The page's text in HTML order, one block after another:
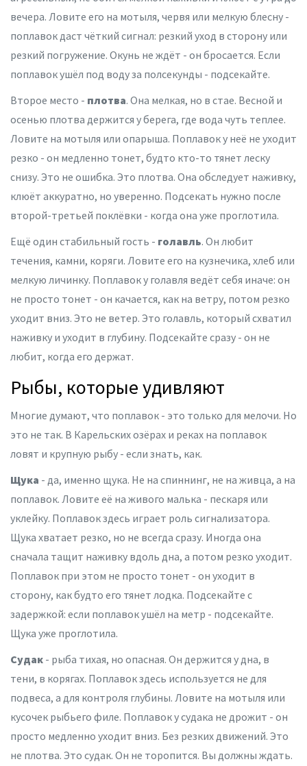
вечера. Ловите его на мотыля, червя или мелкую блесну -
поплавок даст чёткий сигнал: резкий уход в сторону или
резкий погружение. Окунь не ждёт - он бросается. Если
поплавок ушёл под воду за полсекунды - подсекайте.
Второе место - плотва. Она мелкая, но в стае. Весной и
осенью плотва держится у берега, где вода чуть теплее.
Ловите на мотыля или опарыша. Поплавок у неё не уходит
резко - он медленно тонет, будто кто-то тянет леску
снизу. Это не ошибка. Это плотва. Она обследует наживку,
клюёт аккуратно, но уверенно. Подсекать нужно после
второй-третьей поклёвки - когда она уже проглотила.
Ещё один стабильный гость - голавль. Он любит
течения, камни, коряги. Ловите его на кузнечика, хлеб или
мелкую личинку. Поплавок у голавля ведёт себя иначе: он
не просто тонет - он качается, как на ветру, потом резко
уходит вниз. Это не ветер. Это голавль, который схватил
наживку и уходит в глубину. Подсекайте сразу - он не
любит, когда его держат.
Рыбы, которые удивляют
Многие думают, что поплавок - это только для мелочи. Но
это не так. В Карельских озёрах и реках на поплавок
ловят и крупную рыбу - если знать, как.
Щука - да, именно щука. Не на спиннинг, не на живца, а на
поплавок. Ловите её на живого малька - пескаря или
уклейку. Поплавок здесь играет роль сигнализатора.
Щука хватает резко, но не всегда сразу. Иногда она
сначала тащит наживку вдоль дна, а потом резко уходит.
Поплавок при этом не просто тонет - он уходит в
сторону, как будто его тянет лодка. Подсекайте с
задержкой: если поплавок ушёл на метр - подсекайте.
Щука уже проглотила.
Судак - рыба тихая, но опасная. Он держится у дна, в
тени, в корягах. Поплавок здесь используется не для
подвеса, а для контроля глубины. Ловите на мотыля или
кусочек рыбьего филе. Поплавок у судака не дрожит - он
просто медленно уходит вниз. Без резких движений. Это
не плотва. Это судак. Он не торопится. Вы должны ждать.